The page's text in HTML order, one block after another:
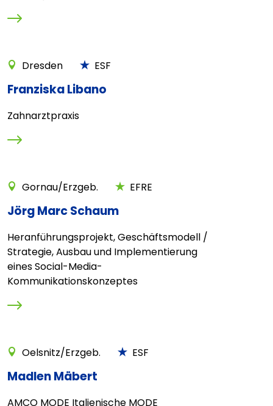
Dresden ESF
Franziska Libano
Zahnarztpraxis
Gornau/Erzgeb. EFRE
Jörg Marc Schaum
Heranführungsprojekt, Geschäftsmodell /
Strategie, Ausbau und Implementierung
eines Social-Media-
Kommunikationskonzeptes
Oelsnitz/Erzgeb. ESF
Madlen Mäbert
AMCO MODE Italienische MODE